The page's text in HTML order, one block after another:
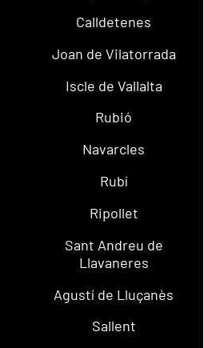
Calldetenes
Joan de Vilatorrada
Iscle de Vallalta
Rubió
Navarcles
Rubí
Ripollet
Sant Andreu de
Llavaneres
Agustí de Lluçanès
Sallent